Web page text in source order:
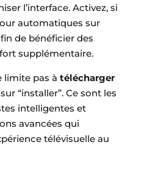
l’interface. Activez, si
automatiques sur
de bénéficier des
supplémentaire.
limite pas à télécharger
“installer”. Ce sont les
intelligentes et
avancées qui
télévisuelle au